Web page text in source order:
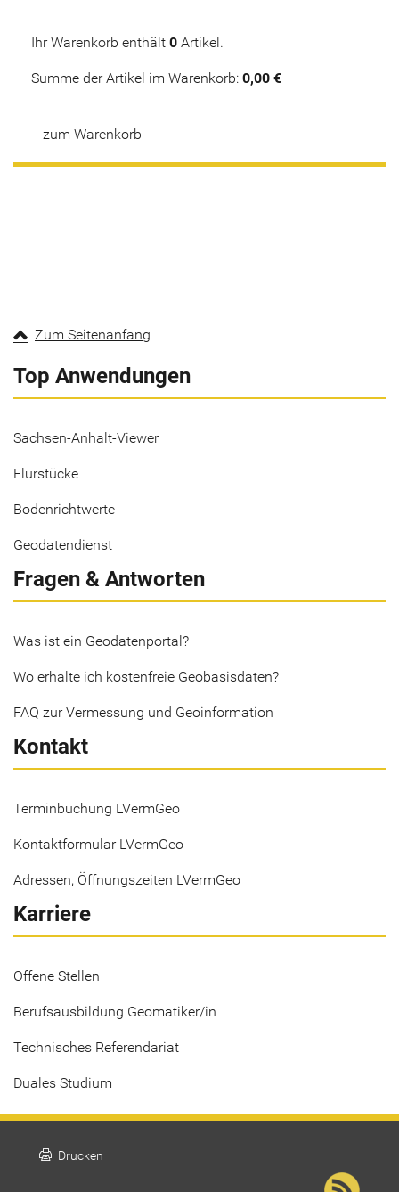
Ihr Warenkorb enthält 0 Artikel.
Summe der Artikel im Warenkorb: 0,00 €
zum Warenkorb
Zum Seitenanfang
Top Anwendungen
Sachsen-Anhalt-Viewer
Flurstücke
Bodenrichtwerte
Geodatendienst
Fragen & Antworten
Was ist ein Geodatenportal?
Wo erhalte ich kostenfreie Geobasisdaten?
FAQ zur Vermessung und Geoinformation
Kontakt
Terminbuchung LVermGeo
Kontaktformular LVermGeo
Adressen, Öffnungszeiten LVermGeo
Karriere
Offene Stellen
Berufsausbildung Geomatiker/in
Technisches Referendariat
Duales Studium
print Drucken